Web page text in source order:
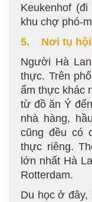
Keukenhof
khu chợ phó-
5. Nơi tụ hội
Người Hà
thực. Trên
ẩm thực khác
từ đồ ăn Ý
nhà hàng,
cũng đều có
thực riêng.
lớn nhất Hà
Rotterdam.
Du học ở